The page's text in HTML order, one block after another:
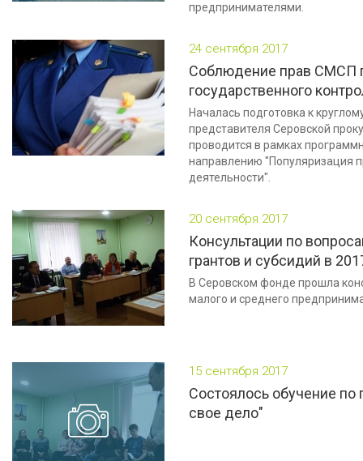
предпринимателями.
24 сентября 2017
Соблюдение прав СМСП
государственного
Началась подготовка к
представителя Серовской
проводится в рамках
направлению "Популяризация
деятельности".
20 сентября 2017
Консультации по
грантов и субсидий в
В Серовском фонде прошла
малого и среднего
15 сентября 2017
Состоялось обучение
свое дело"